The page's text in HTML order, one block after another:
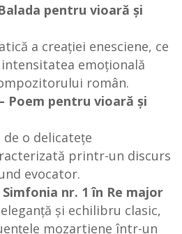
pentru vioară și
a creației enesciene, ce
emoțională
român.
Poem pentru vioară și
o delicatețe
printr-un discurs
evocator.
nr. 1 în Re major
și echilibru clasic,
mozartiene într-un